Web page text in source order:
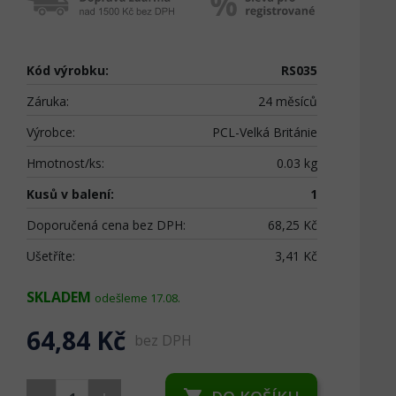
Kód výrobku:
RS035
Záruka:
24 měsíců
Výrobce:
PCL-Velká Británie
Hmotnost/ks:
0.03 kg
Kusů v balení:
1
Doporučená cena bez DPH:
68,25 Kč
Ušetříte:
3,41 Kč
SKLADEM odešleme 17.08.
64,84 Kč bez DPH